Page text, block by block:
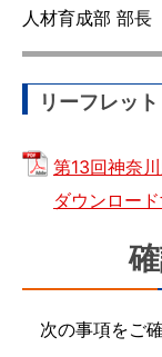
人材育成部 部
リーフレット
第13回神奈
ダウンロー
次の事項をご